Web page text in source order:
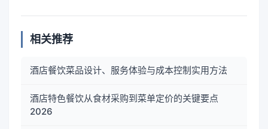
相关推荐
酒店餐饮菜品设计、服务体验与成本控制实用方法
酒店特色餐饮从食材采购到菜单定价的关键要点
2026